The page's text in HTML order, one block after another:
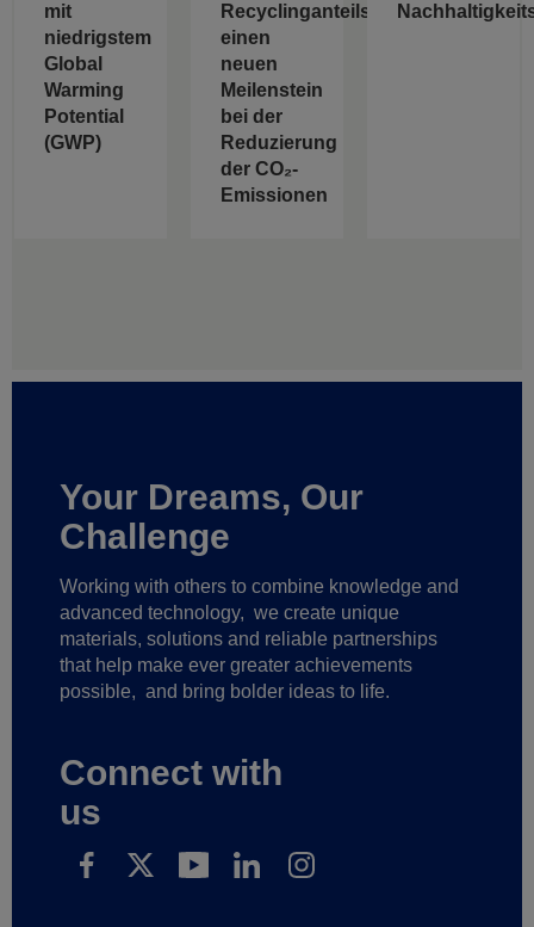
mit
niedrigstem
Global
Warming
Potential
(GWP)
Recyclinganteilswerten
einen
neuen
Meilenstein
bei der
Reduzierung
der CO₂-
Emissionen
Your Dreams, Our
Challenge
Working with others to combine knowledge and
advanced technology, we create unique
materials, solutions and reliable partnerships
that help make ever greater achievements
possible, and bring bolder ideas to life.
Connect with
us